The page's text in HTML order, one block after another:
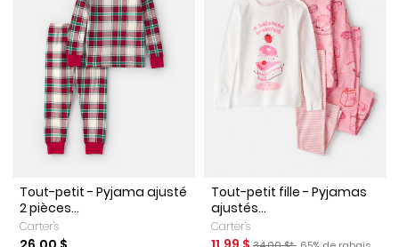
Tout-petit - Pyjama ajusté
2 pièces...
Carter's
Tout-petit fille - Pyjamas
ajustés...
Carter's
Prix ​​de détail suggéré par le
Pourcentage de